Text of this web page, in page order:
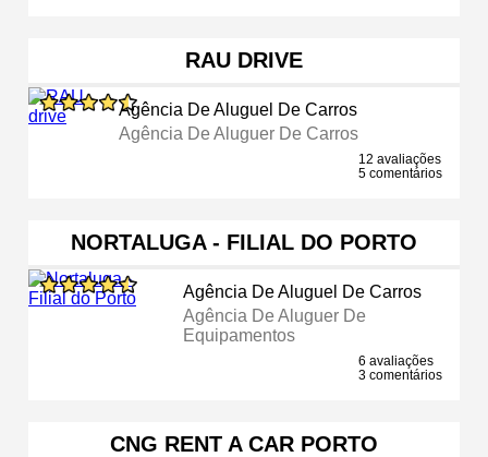
RAU DRIVE
Agência De Aluguel De Carros
Agência De Aluguer De Carros
12 avaliações
5 comentários
NORTALUGA - FILIAL DO PORTO
Agência De Aluguel De Carros
Agência De Aluguer De
Equipamentos
6 avaliações
3 comentários
CNG RENT A CAR PORTO